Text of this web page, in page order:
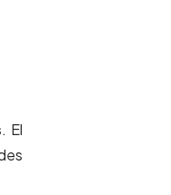
. El